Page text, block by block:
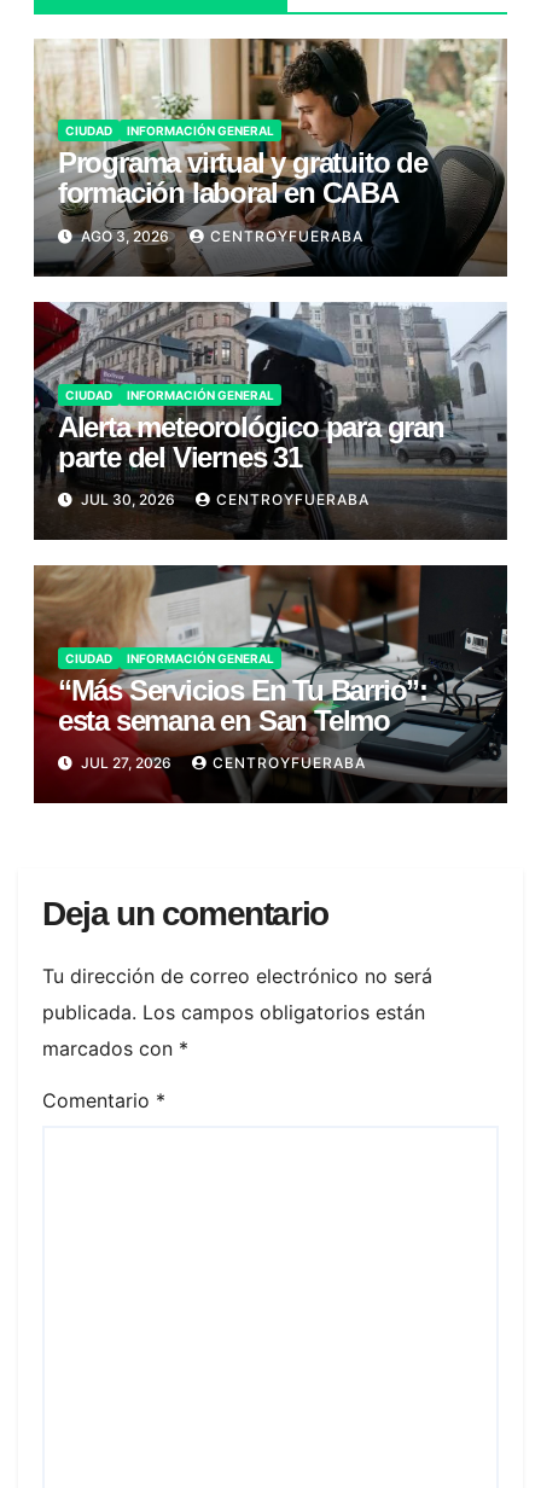
CIUDAD INFORMACIÓN GENERAL
Programa virtual y gratuito de
formación laboral en CABA
AGO 3, 2026 CENTROYFUERABA
CIUDAD INFORMACIÓN GENERAL
Alerta meteorológico para gran
parte del Viernes 31
JUL 30, 2026 CENTROYFUERABA
CIUDAD INFORMACIÓN GENERAL
“Más Servicios En Tu Barrio”:
esta semana en San Telmo
JUL 27, 2026 CENTROYFUERABA
Deja un comentario
Tu dirección de correo electrónico no será
publicada. Los campos obligatorios están
marcados con *
Comentario *